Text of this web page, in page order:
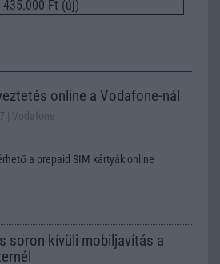
435.000 Ft (új)
online a Vodafone-nál
| Vodafone
a prepaid SIM kártyák online
soron kívüli mobiljavítás a